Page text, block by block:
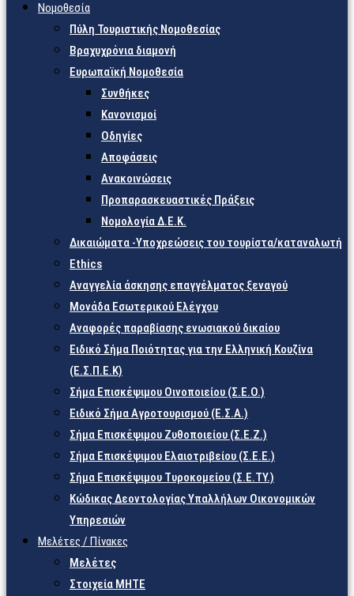
Νομοθεσία
Πύλη Τουριστικής Νομοθεσίας
Βραχυχρόνια διαμονή
Ευρωπαϊκή Νομοθεσία
Συνθήκες
Κανονισμοί
Οδηγίες
Αποφάσεις
Ανακοινώσεις
Προπαρασκευαστικές Πράξεις
Νομολογία Δ.Ε.Κ.
Δικαιώματα -Υποχρεώσεις του τουρίστα/καταναλωτή
Ethics
Αναγγελία άσκησης επαγγέλματος ξεναγού
Μονάδα Εσωτερικού Ελέγχου
Αναφορές παραβίασης ενωσιακού δικαίου
Ειδικό Σήμα Ποιότητας για την Ελληνική Κουζίνα
(Ε.Σ.Π.Ε.Κ)
Σήμα Επισκέψιμου Οινοποιείου (Σ.Ε.Ο.)
Ειδικό Σήμα Αγροτουρισμού (Ε.Σ.Α.)
Σήμα Επισκέψιμου Ζυθοποιείου (Σ.Ε.Ζ.)
Σήμα Επισκέψιμου Ελαιοτριβείου (Σ.Ε.Ε.)
Σήμα Επισκέψιμου Τυροκομείου (Σ.Ε.TY.)
Κώδικας Δεοντολογίας Υπαλλήλων Οικονομικών
Υπηρεσιών
Μελέτες / Πίνακες
Μελέτες
Στοιχεία ΜΗΤΕ